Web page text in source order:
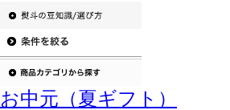
お中元（夏ギフト）